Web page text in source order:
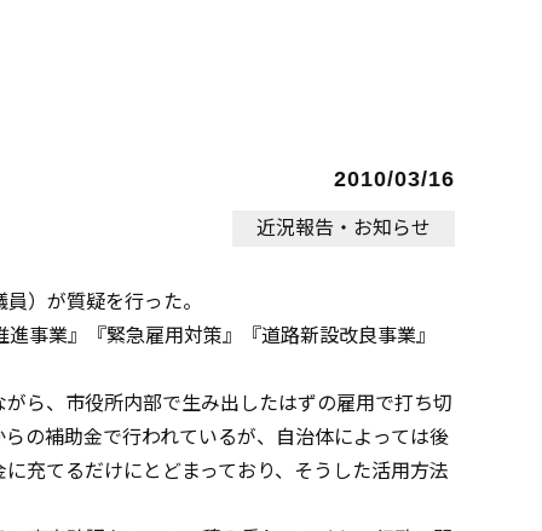
2010/03/16
近況報告・お知らせ
）が質疑を行った。
事業』『緊急雇用対策』『道路新設改良事業』
ら、市役所内部で生み出したはずの雇用で打ち切
の補助金で行われているが、自治体によっては後
充てるだけにとどまっており、そうした活用方法